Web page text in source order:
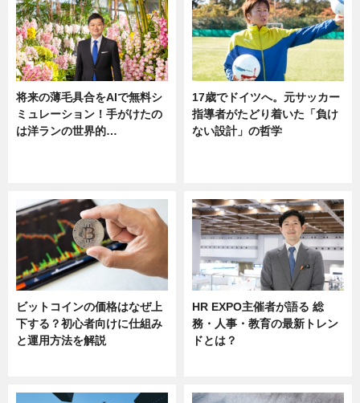
将来の薄毛具合をAIで無料シ
ミュレーション！手がけたの
は洋ランの世界的…
17歳でドイツへ。元サッカー
指導者がたどり着いた「負け
ない設計」の哲学
ビットコインの価格はなぜ上
下する？初心者向けに仕組み
と運用方法を解説
HR EXPO主催者が語る 総
務・人事・教育の最新トレン
ドとは？